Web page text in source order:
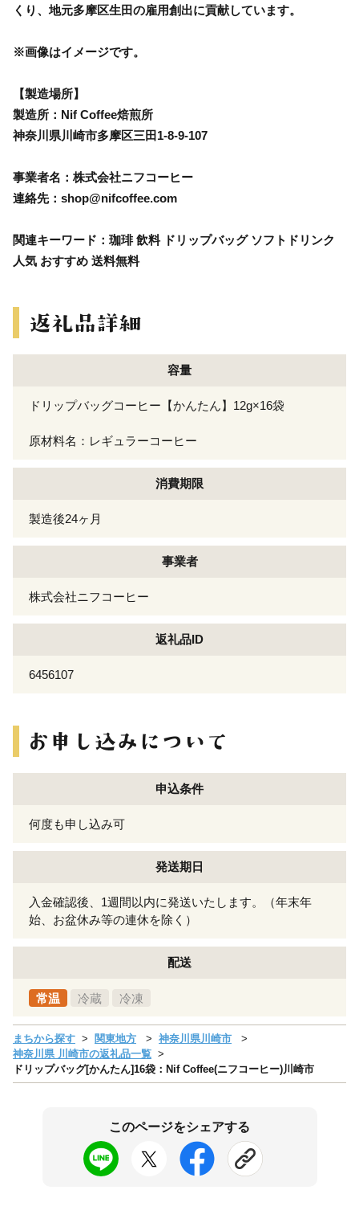
くり、地元多摩区生田の雇用創出に貢献しています。
※画像はイメージです。
【製造場所】
製造所：Nif Coffee焙煎所
神奈川県川崎市多摩区三田1-8-9-107
事業者名：株式会社ニフコーヒー
連絡先：shop@nifcoffee.com
関連キーワード：珈琲 飲料 ドリップバッグ ソフトドリンク
人気 おすすめ 送料無料
容量
ドリップバッグコーヒー【かんたん】12g×16袋
原材料名：レギュラーコーヒー
消費期限
製造後24ヶ月
事業者
株式会社ニフコーヒー
返礼品ID
6456107
申込条件
何度も申し込み可
発送期日
入金確認後、1週間以内に発送いたします。（年末年
始、お盆休み等の連休を除く）
配送
常温 冷蔵 冷凍
まちから探す 関東地方
神奈川県川崎市
神奈川県 川崎市の返礼品一覧
ドリップバッグ[かんたん]16袋：Nif Coffee(ニフコーヒー)川崎市
このページをシェアする